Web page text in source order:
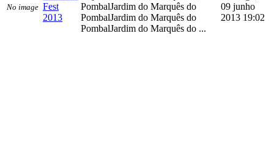
No image Fest
2013
PombalJardim do Marquês do
PombalJardim do Marquês do
PombalJardim do Marquês do ...
09 junho
2013 19:02